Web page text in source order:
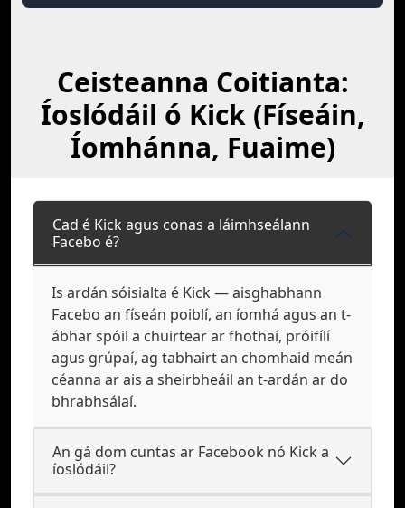
Ceisteanna Coitianta:
Íoslódáil ó Kick (Físeáin,
Íomhánna, Fuaime)
Cad é Kick agus conas a láimhseálann
Facebo é?
Is ardán sóisialta é Kick — aisghabhann
Facebo an físeán poiblí, an íomhá agus an t-
ábhar spóil a chuirtear ar fhothaí, próifílí
agus grúpaí, ag tabhairt an chomhaid meán
céanna ar ais a sheirbheáil an t-ardán ar do
bhrabhsálaí.
An gá dom cuntas ar Facebook nó Kick a
íoslódáil?